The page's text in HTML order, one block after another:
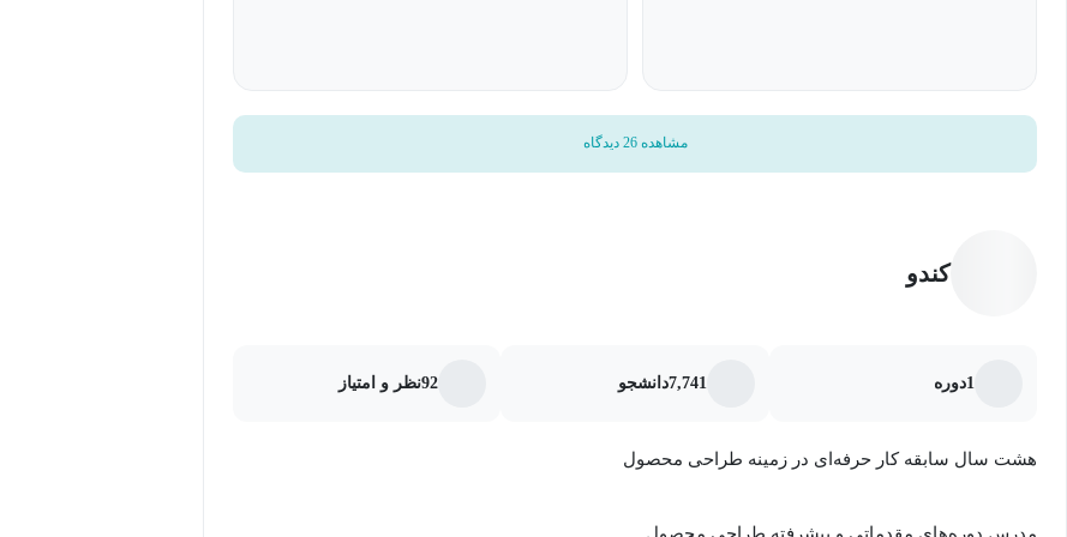
که مطرح می‌شود و برای همه افراد جویای کار مهم است، به حقوق می‌توان اشاره کرد. با دیدن این برنامه
مشاهده 26 دیدگاه
کندو
1دوره 7,741دانشجو 92نظر و امتیاز
هشت سال سابقه کار حرفه‌ای در زمینه طراحی محصول
مدرس دوره‌های مقدماتی و پیشرفته طراحی محصول